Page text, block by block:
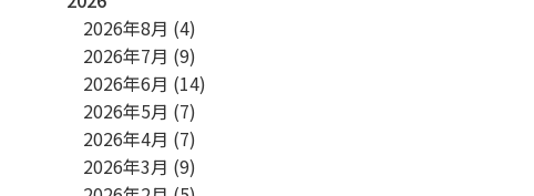
2026年8月 (4)
2026年7月 (9)
2026年6月 (14)
2026年5月 (7)
2026年4月 (7)
2026年3月 (9)